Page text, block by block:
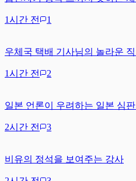
1시간 전 1
우체국 택배 기사님의 놀라운
1시간 전 2
일본 언론이 우려하는 일본 심
2시간 전 3
비유의 정석을 보여주는 강사